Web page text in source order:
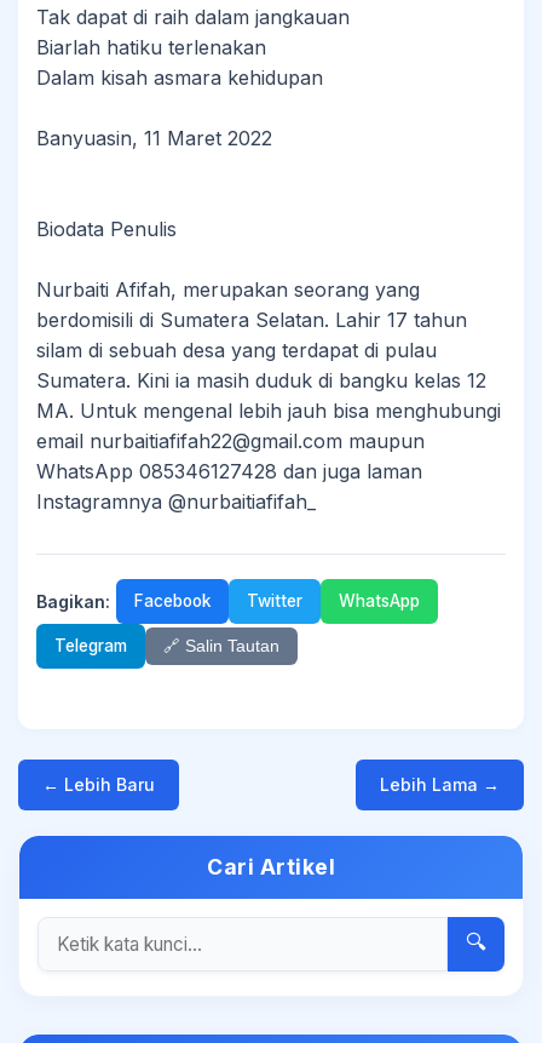
Tak dapat di raih dalam jangkauan
Biarlah hatiku terlenakan
Dalam kisah asmara kehidupan
Banyuasin, 11 Maret 2022
Biodata Penulis
Nurbaiti Afifah, merupakan seorang yang
berdomisili di Sumatera Selatan. Lahir 17 tahun
silam di sebuah desa yang terdapat di pulau
Sumatera. Kini ia masih duduk di bangku kelas 12
MA. Untuk mengenal lebih jauh bisa menghubungi
email nurbaitiafifah22@gmail.com maupun
WhatsApp 085346127428 dan juga laman
Instagramnya @nurbaitiafifah_
Bagikan: Facebook Twitter WhatsApp
Telegram 🔗 Salin Tautan
← Lebih Baru Lebih Lama →
Cari Artikel
🔍